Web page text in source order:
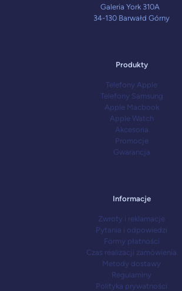
Galeria York 310A
34-130 Barwałd Górny
Produkty
Telefony Apple
Telefony Samsung
Apple Macbook
Apple Watch
Akcesoria
Promocje
Gwarancja
Informacje
Zwroty i reklamacje
Pytania i odpowiedzi
Formy płatności
Czas realizacji zamówienia
Metody dostawy
Regulaminy
Polityka prywatności